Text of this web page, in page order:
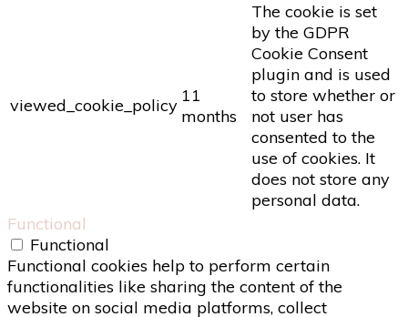
viewed_cookie_policy 11
months
The cookie is set
by the GDPR
Cookie Consent
plugin and is used
to store whether or
not user has
consented to the
use of cookies. It
does not store any
personal data.
Functional
Functional
Functional cookies help to perform certain
functionalities like sharing the content of the
website on social media platforms, collect